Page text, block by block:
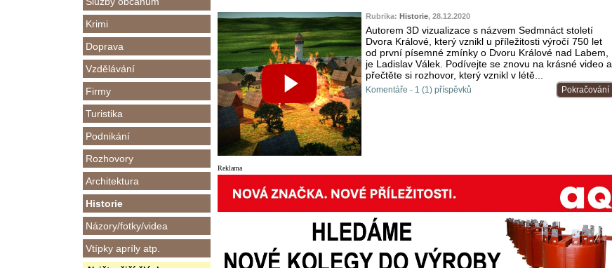
Krimi
Doprava
Vzdělávání
Firmy
Turistika
Podnikání
Rozhovory
Architektura
Historie
Názory/fotky/videa
Vtípky apríly atp.
Rubrika: Historie, 28.12.2020
Autorem 3D vizualizace s názvem Sedmnáct století
Dvora Králové, který vznikl u příležitosti výročí 750 let
od první písemné zmínky o Dvoru Králové nad Labem,
je Ladislav Válek. Podívejte se znovu na krásné video a
přečtěte si rozhovor, který vznikl v létě...
Pokračování
Komentáře - 1 (1) příspěvků
Reklama